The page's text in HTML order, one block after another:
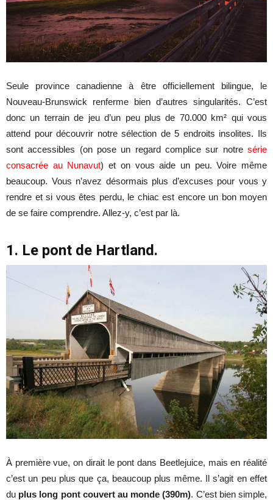
Seule province canadienne à être officiellement bilingue, le
Nouveau-Brunswick renferme bien d’autres singularités. C’est
donc un terrain de jeu d’un peu plus de 70.000 km² qui vous
attend pour découvrir notre sélection de 5 endroits insolites. Ils
sont accessibles (on pose un regard complice sur notre série
consacrée au Nunavut) et on vous aide un peu. Voire même
beaucoup. Vous n’avez désormais plus d’excuses pour vous y
rendre et si vous êtes perdu, le chiac est encore un bon moyen
de se faire comprendre. Allez-y, c’est par là.
1. Le pont de Hartland.
À première vue, on dirait le pont dans Beetlejuice, mais en réalité
c’est un peu plus que ça, beaucoup plus même. Il s’agit en effet
du plus long pont couvert au monde (390m). C’est bien simple,